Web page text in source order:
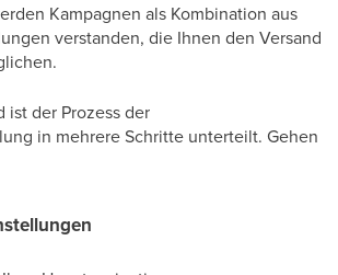
Kampagnen als Kombination aus
verstanden, die Ihnen den Versand
ist der Prozess der
in mehrere Schritte unterteilt. Gehen